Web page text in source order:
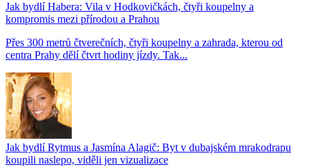
Jak bydlí Habera: Vila v Hodkovičkách, čtyři koupelny a
kompromis mezi přírodou a Prahou
Přes 300 metrů čtverečních, čtyři koupelny a zahrada, kterou od
centra Prahy dělí čtvrt hodiny jízdy. Tak...
Jak bydlí Rytmus a Jasmína Alagič: Byt v dubajském mrakodrapu
koupili naslepo, viděli jen vizualizace